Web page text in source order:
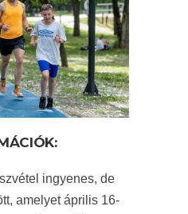
ingyenes, de
amelyet április 16-